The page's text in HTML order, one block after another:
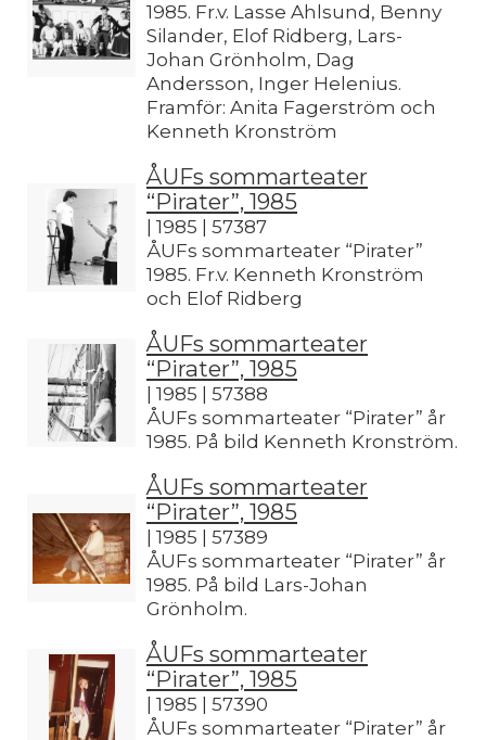
1985. Fr.v. Lasse Ahlsund, Benny
Silander, Elof Ridberg, Lars-
Johan Grönholm, Dag
Andersson, Inger Helenius.
Framför: Anita Fagerström och
Kenneth Kronström
ÅUFs sommarteater
“Pirater”, 1985
| 1985 | 57387
ÅUFs sommarteater “Pirater”
1985. Fr.v. Kenneth Kronström
och Elof Ridberg
ÅUFs sommarteater
“Pirater”, 1985
| 1985 | 57388
ÅUFs sommarteater “Pirater” år
1985. På bild Kenneth Kronström.
ÅUFs sommarteater
“Pirater”, 1985
| 1985 | 57389
ÅUFs sommarteater “Pirater” år
1985. På bild Lars-Johan
Grönholm.
ÅUFs sommarteater
“Pirater”, 1985
| 1985 | 57390
ÅUFs sommarteater “Pirater” år